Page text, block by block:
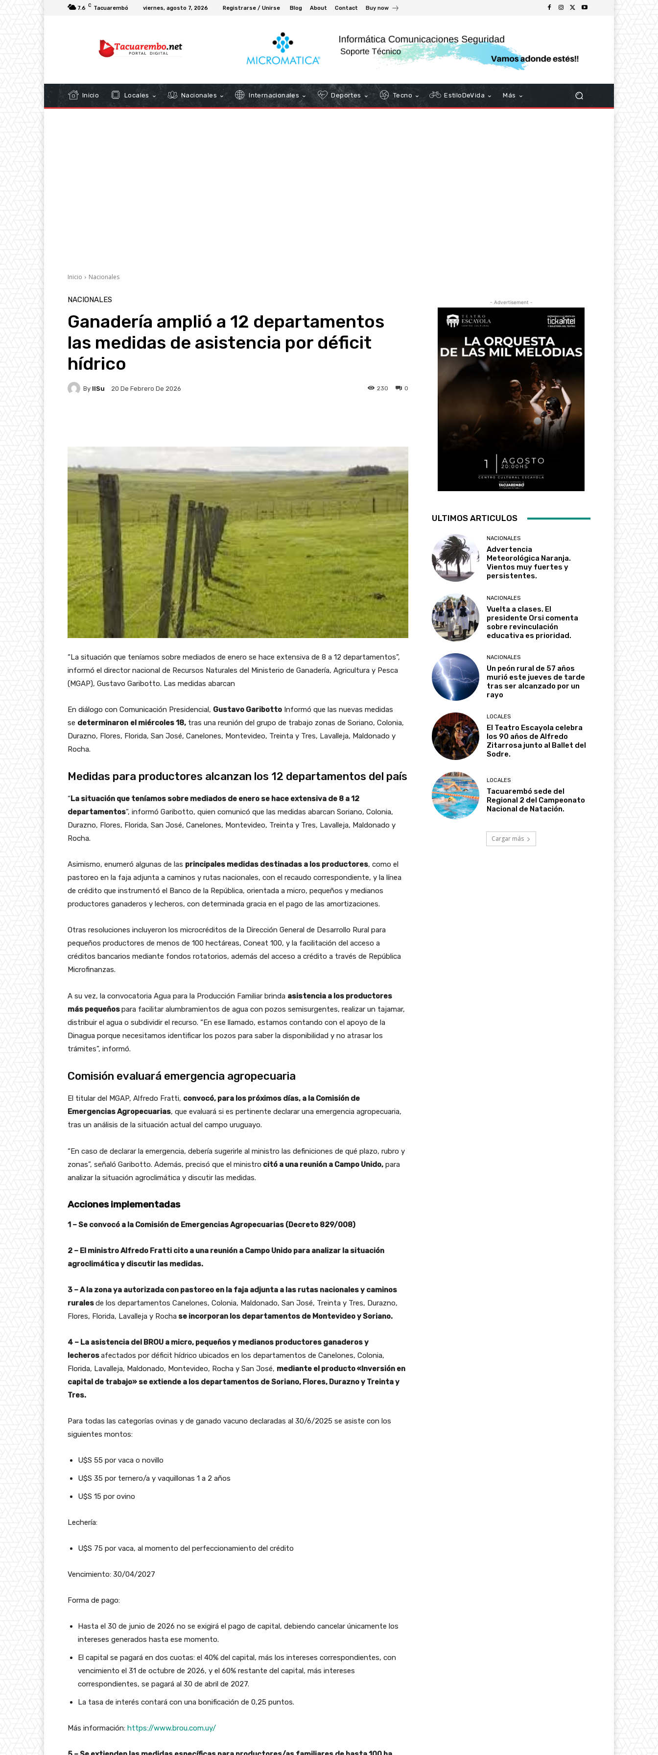
7.6 C Tacuarembó viernes, agosto 7, 2026 Registrarse / Unirse Blog About Contact Buy now
Inicio Locales Nacionales Internacionales Deportes Tecno EstiloDeVida Más
Inicio Nacionales
NACIONALES
Ganadería amplió a 12 departamentos
las medidas de asistencia por déficit
hídrico
By IlSu 20 De Febrero De 2026 0
230
“La situación que teníamos sobre mediados de enero se hace extensiva de 8 a 12 departamentos”,
informó el director nacional de Recursos Naturales del Ministerio de Ganadería, Agricultura y Pesca
(MGAP), Gustavo Garibotto. Las medidas abarcan
En diálogo con Comunicación Presidencial, Gustavo Garibotto Informó que las nuevas medidas
se determinaron el miércoles 18, tras una reunión del grupo de trabajo zonas de Soriano, Colonia,
Durazno, Flores, Florida, San José, Canelones, Montevideo, Treinta y Tres, Lavalleja, Maldonado y
Rocha.
Medidas para productores alcanzan los 12 departamentos del país
“La situación que teníamos sobre mediados de enero se hace extensiva de 8 a 12
departamentos”, informó Garibotto, quien comunicó que las medidas abarcan Soriano, Colonia,
Durazno, Flores, Florida, San José, Canelones, Montevideo, Treinta y Tres, Lavalleja, Maldonado y
Rocha.
Asimismo, enumeró algunas de las principales medidas destinadas a los productores, como el
pastoreo en la faja adjunta a caminos y rutas nacionales, con el recaudo correspondiente, y la línea
de crédito que instrumentó el Banco de la República, orientada a micro, pequeños y medianos
productores ganaderos y lecheros, con determinada gracia en el pago de las amortizaciones.
Otras resoluciones incluyeron los microcréditos de la Dirección General de Desarrollo Rural para
pequeños productores de menos de 100 hectáreas, Coneat 100, y la facilitación del acceso a
créditos bancarios mediante fondos rotatorios, además del acceso a crédito a través de República
Microfinanzas.
A su vez, la convocatoria Agua para la Producción Familiar brinda asistencia a los productores
más pequeñospara facilitar alumbramientos de agua con pozos semisurgentes, realizar un tajamar,
distribuir el agua o subdividir el recurso. “En ese llamado, estamos contando con el apoyo de la
Dinagua porque necesitamos identificar los pozos para saber la disponibilidad y no atrasar los
trámites”, informó.
Comisión evaluará emergencia agropecuaria
El titular del MGAP, Alfredo Fratti, convocó, para los próximos días, a la Comisión de
Emergencias Agropecuarias, que evaluará si es pertinente declarar una emergencia agropecuaria,
tras un análisis de la situación actual del campo uruguayo.
“En caso de declarar la emergencia, debería sugerirle al ministro las definiciones de qué plazo, rubro y
zonas”, señaló Garibotto. Además, precisó que el ministro citó a una reunión a Campo Unido, para
analizar la situación agroclimática y discutir las medidas.
Acciones implementadas
1 – Se convocó a la Comisión de Emergencias Agropecuarias (Decreto 829/008)
2 – El ministro Alfredo Fratti cito a una reunión a Campo Unido para analizar la situación
agroclimática y discutir las medidas.
3 – A la zona ya autorizada con pastoreo en la faja adjunta a las rutas nacionales y caminos
ruralesde los departamentos Canelones, Colonia, Maldonado, San José, Treinta y Tres, Durazno,
Flores, Florida, Lavalleja y Rocha se incorporan los departamentos de Montevideo y Soriano.
4 – La asistencia del BROU a micro, pequeños y medianos productores ganaderos y
lecherosafectados por déficit hídrico ubicados en los departamentos de Canelones, Colonia,
Florida, Lavalleja, Maldonado, Montevideo, Rocha y San José, mediante el producto «Inversión en
capital de trabajo» se extiende a los departamentos de Soriano, Flores, Durazno y Treinta y
Tres.
Para todas las categorías ovinas y de ganado vacuno declaradas al 30/6/2025 se asiste con los
siguientes montos:
U$S 55 por vaca o novillo
U$S 35 por ternero/a y vaquillonas 1 a 2 años
U$S 15 por ovino
Lechería:
U$S 75 por vaca, al momento del perfeccionamiento del crédito
Vencimiento: 30/04/2027
Forma de pago:
Hasta el 30 de junio de 2026 no se exigirá el pago de capital, debiendo cancelar únicamente los
intereses generados hasta ese momento.
El capital se pagará en dos cuotas: el 40% del capital, más los intereses correspondientes, con
vencimiento el 31 de octubre de 2026, y el 60% restante del capital, más intereses
correspondientes, se pagará al 30 de abril de 2027.
La tasa de interés contará con una bonificación de 0,25 puntos.
Más información: https://www.brou.com.uy/
- Advertisement -
ULTIMOS ARTICULOS
NACIONALES
Advertencia
Meteorológica Naranja.
Vientos muy fuertes y
persistentes.
NACIONALES
Vuelta a clases. El
presidente Orsi comenta
sobre revinculación
educativa es prioridad.
NACIONALES
Un peón rural de 57 años
murió este jueves de tarde
tras ser alcanzado por un
rayo
LOCALES
El Teatro Escayola celebra
los 90 años de Alfredo
Zitarrosa junto al Ballet del
Sodre.
LOCALES
Tacuarembó sede del
Regional 2 del Campeonato
Nacional de Natación.
Cargar más